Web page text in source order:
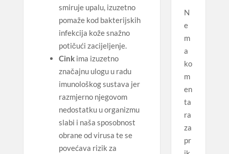
smiruje upalu, izuzetno
pomaže kod bakterijskih
infekcija kože snažno
potičući zacijeljenje.
Cink ima izuzetno
značajnu ulogu u radu
imunološkog sustava jer
razmjerno njegovom
nedostatku u organizmu
slabi i naša sposobnost
obrane od virusa te se
povećava rizik za
N
e
m
a
ko
m
en
ta
ra
za
pr